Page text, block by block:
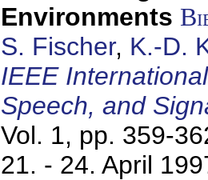
Environments
S. Fischer, K.-D.
IEEE
Speech, and
Vol. 1, pp. 359-
21. - 24. April